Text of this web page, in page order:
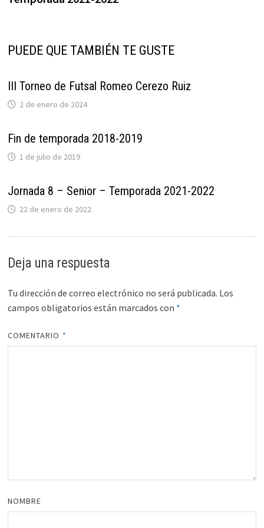
entradas
PUEDE QUE TAMBIÉN TE GUSTE
III Torneo de Futsal Romeo Cerezo Ruiz
2 de enero de 2024
Fin de temporada 2018-2019
1 de julio de 2019
Jornada 8 – Senior – Temporada 2021-2022
22 de enero de 2022
Deja una respuesta
Tu dirección de correo electrónico no será publicada. Los
campos obligatorios están marcados con *
COMENTARIO *
NOMBRE